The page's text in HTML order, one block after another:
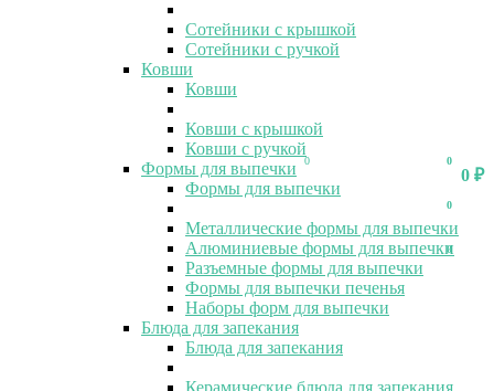
0
0 ₽
0
0
0
Сотейники с крышкой
Сотейники с ручкой
Ковши
Ковши
Ковши с крышкой
Ковши с ручкой
Формы для выпечки
Формы для выпечки
Металлические формы для выпечки
Алюминиевые формы для выпечки
Разъемные формы для выпечки
Формы для выпечки печенья
Наборы форм для выпечки
Блюда для запекания
Блюда для запекания
Керамические блюда для запекания